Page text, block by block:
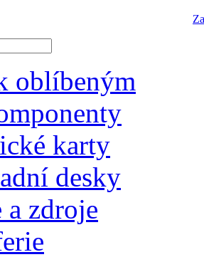
oblíbeným
karty
desky
a zdroje